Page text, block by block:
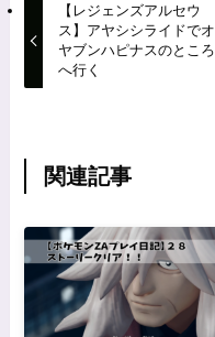
【レジェンズアルセウ
ス】アヤシシライドでオ
ヤブンハピナスのところ
へ行く
関連記事